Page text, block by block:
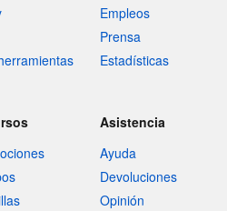
Empleos
Prensa
Estadísticas
Asistencia
Ayuda
Devoluciones
Opinión